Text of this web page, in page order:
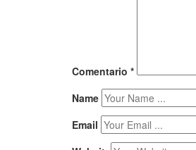
Comentario *
Name
Email